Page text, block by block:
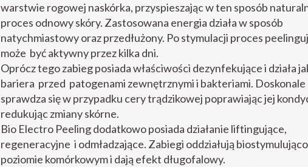
warstwie rogowej naskórka, przyspieszając w ten sposób
proces odnowy skóry. Zastosowana energia działa w sposób
natychmiastowy oraz przedłużony. Po stymulacji proces
może być aktywny przez kilka dni.
Oprócz tego zabieg posiada właściwości dezynfekujące i działa
bariera przed patogenami zewnętrznymi i bakteriami. Doskonale
sprawdza się w przypadku cery trądzikowej poprawiając jej
redukując zmiany skórne.
Bio Electro Peeling dodatkowo posiada działanie liftingujące,
regeneracyjne i odmładzające. Zabiegi oddziałują
poziomie komórkowym i dają efekt długofalowy.